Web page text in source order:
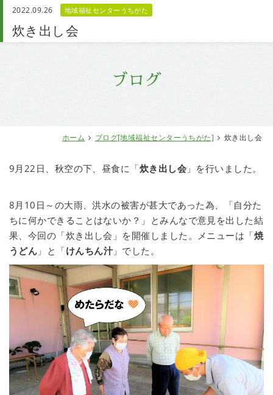
ブログ
ホーム ブログ[地域福祉センターうちがた] 炊き出し会
2022.09.26 地域福祉センターうちがた
炊き出し会
9月22日、秋空の下、昼食に「炊き出し会 」を行いました。
8月10日～の大雨、洪水の被害が甚大であった為、「自分た
ちに何かできることはないか？」とみんなで意見を出した結
果、今回の「炊き出し会」を開催しました。メニューは「焼
うどん 」と「けんちん汁」でした。